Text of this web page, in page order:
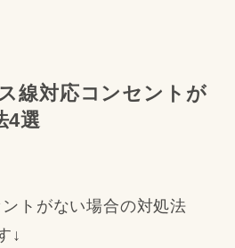
線対応コンセントが
4選
トがない場合の対処法
↓